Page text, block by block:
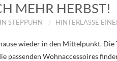
MEHR HERBST!
STEPPUHN HINTERLASSE
wieder in den Mittelpunkt. Die
passenden Wohnaccessoires